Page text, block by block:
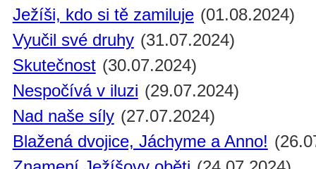
Ježíši, kdo si tě zamiluje (01.08.2024)
Vyučil své druhy (31.07.2024)
Skutečnost (30.07.2024)
Nespočívá v iluzi (29.07.2024)
Nad naše síly (27.07.2024)
Blažená dvojice, Jáchyme a Anno!